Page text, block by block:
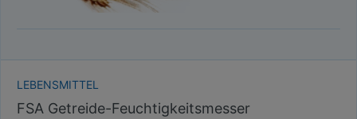
LEBENSMITTEL
FSA Getreide-Feuchtigkeitsmesser